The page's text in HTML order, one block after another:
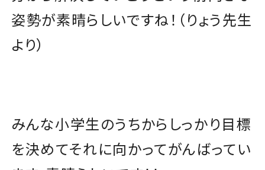
姿勢が素晴らしいですね！（りょう先生
より）
みんな小学生のうちからしっかり目標
を決めてそれに向かってがんばってい